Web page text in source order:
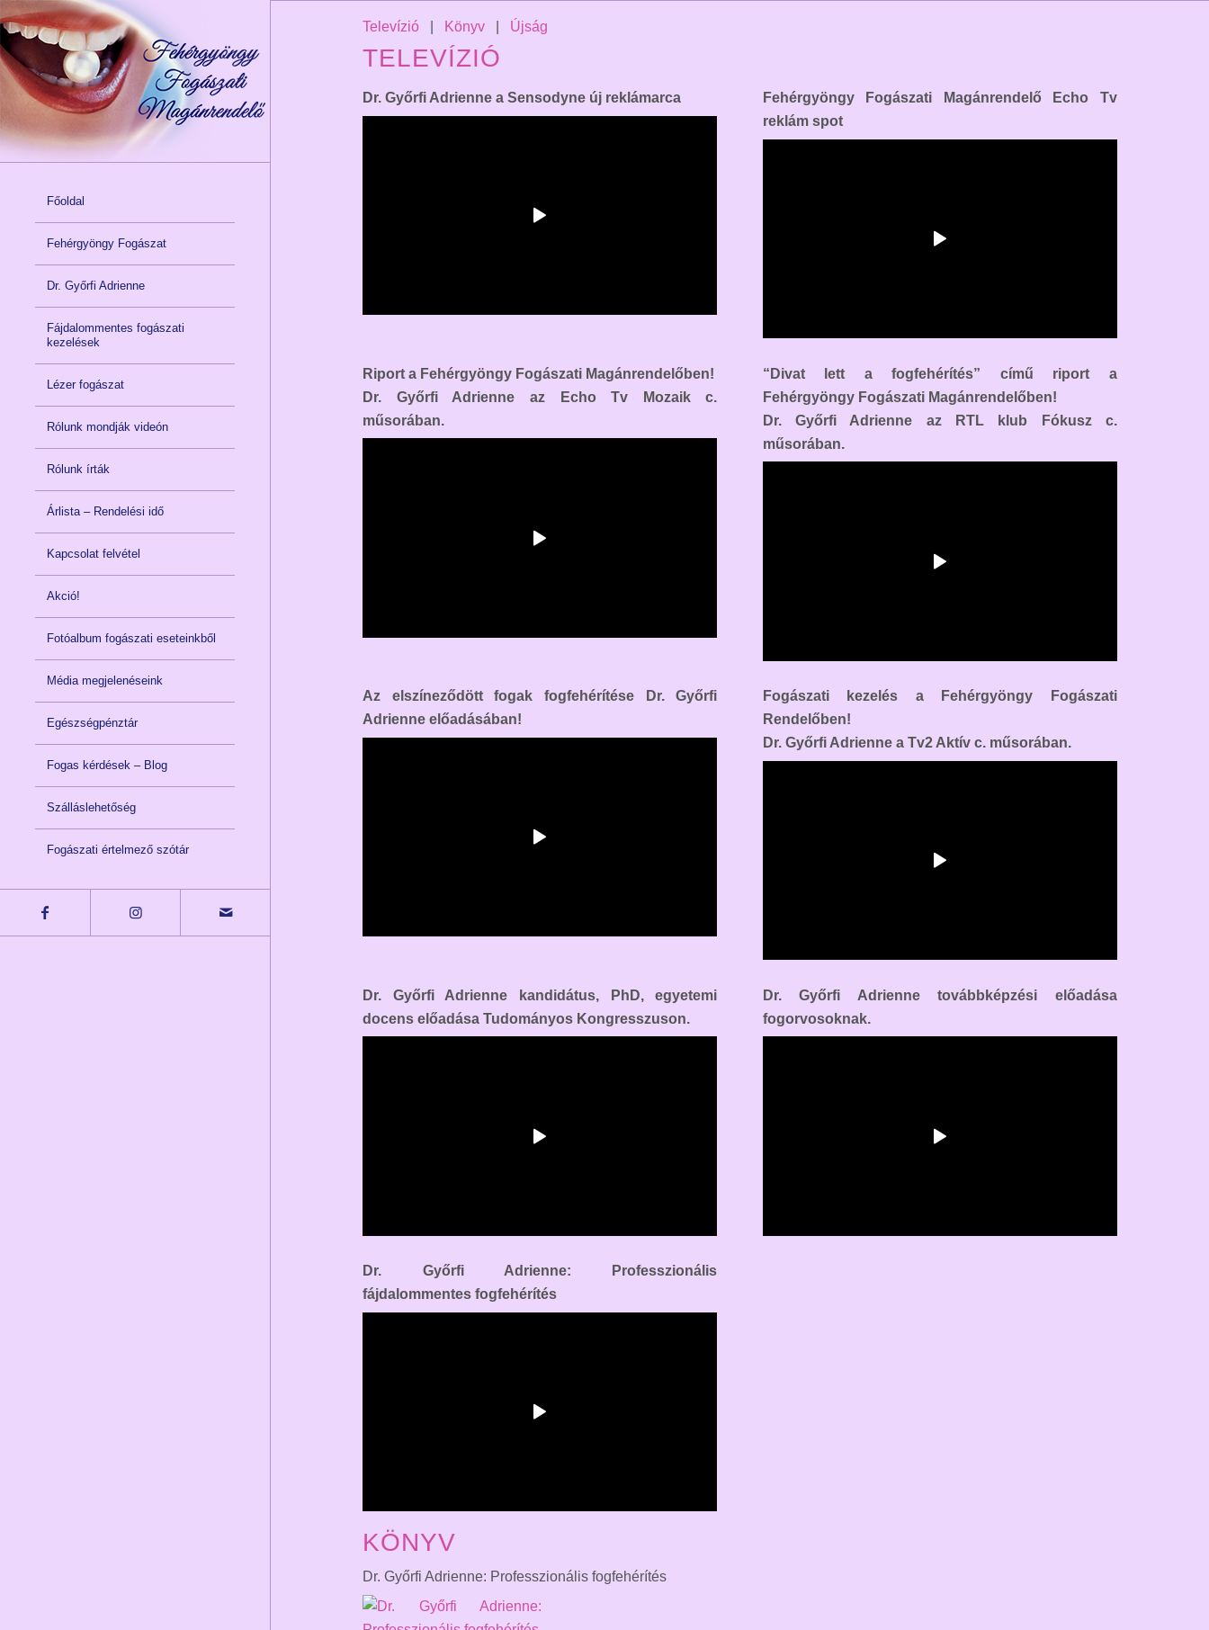
Főoldal
Fehérgyöngy Fogászat
Dr. Győrfi Adrienne
Fájdalommentes fogászati
kezelések
Lézer fogászat
Rólunk mondják videón
Rólunk írták
Árlista – Rendelési idő
Kapcsolat felvétel
Akció!
Fotóalbum fogászati eseteinkből
Média megjelenéseink
Egészségpénztár
Fogas kérdések – Blog
Szálláslehetőség
Fogászati értelmező szótár
Televízió Könyv Újság
TELEVÍZIÓ
Dr. Győrfi Adrienne a Sensodyne új reklámarca
Fehérgyöngy Fogászati Magánrendelő Echo Tv
reklám spot
Riport a Fehérgyöngy Fogászati Magánrendelőben!
Dr. Győrfi Adrienne az Echo Tv Mozaik c.
műsorában.
“Divat lett a fogfehérítés” című riport a
Fehérgyöngy Fogászati Magánrendelőben!
Dr. Győrfi Adrienne az RTL klub Fókusz c.
műsorában.
Az elszíneződött fogak fogfehérítése Dr. Győrfi
Adrienne előadásában!
Fogászati kezelés a Fehérgyöngy Fogászati
Rendelőben!
Dr. Győrfi Adrienne a Tv2 Aktív c. műsorában.
Dr. Győrfi Adrienne kandidátus, PhD, egyetemi
docens előadása Tudományos Kongresszuson.
Dr. Győrfi Adrienne továbbképzési előadása
fogorvosoknak.
Dr. Győrfi Adrienne: Professzionális
fájdalommentes fogfehérítés
KÖNYV
Dr. Győrfi Adrienne: Professzionális fogfehérítés